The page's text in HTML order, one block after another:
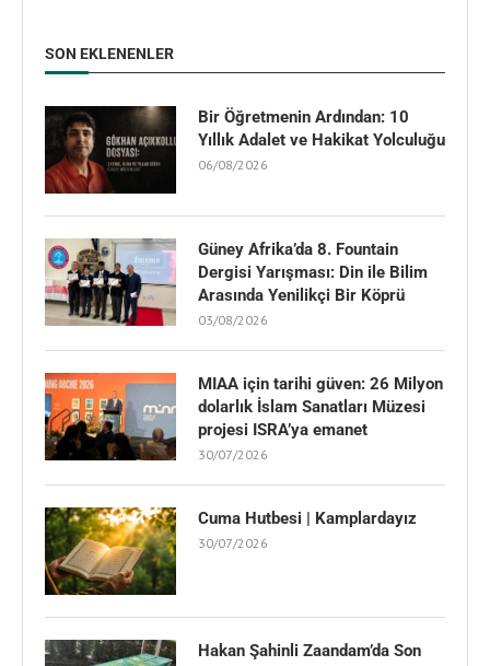
SON EKLENENLER
Bir Öğretmenin Ardından: 10
Yıllık Adalet ve Hakikat Yolculuğu
06/08/2026
Güney Afrika’da 8. Fountain
Dergisi Yarışması: Din ile Bilim
Arasında Yenilikçi Bir Köprü
03/08/2026
MIAA için tarihi güven: 26 Milyon
dolarlık İslam Sanatları Müzesi
projesi ISRA’ya emanet
30/07/2026
Cuma Hutbesi | Kamplardayız
30/07/2026
Hakan Şahinli Zaandam’da Son